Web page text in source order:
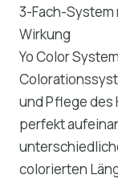
3-Fach-
Wirkung
Yo Color
und Pflege des
perfekt
colorierten